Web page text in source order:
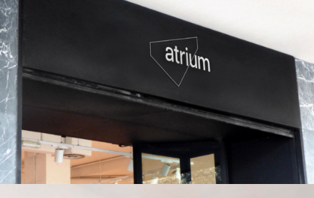
Atrium
Estratègia de marketing i branding